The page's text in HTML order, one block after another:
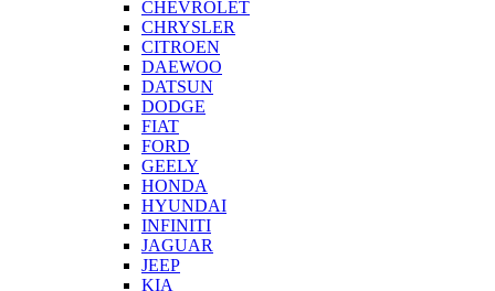
CHEVROLET
CHRYSLER
CITROEN
DAEWOO
DATSUN
DODGE
FIAT
FORD
GEELY
HONDA
HYUNDAI
INFINITI
JAGUAR
JEEP
KIA